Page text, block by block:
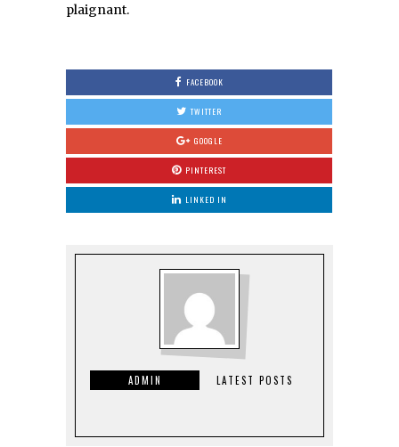
plaignant.
FACEBOOK
TWITTER
GOOGLE
PINTEREST
LINKED IN
ADMIN LATEST POSTS